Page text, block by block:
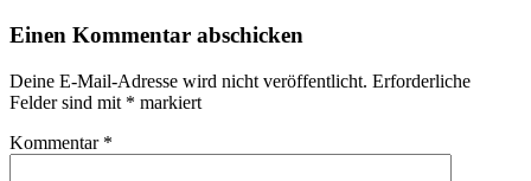
Einen Kommentar abschicken
Deine E-Mail-Adresse wird nicht veröffentlicht. Erforderliche
Felder sind mit * markiert
Kommentar *